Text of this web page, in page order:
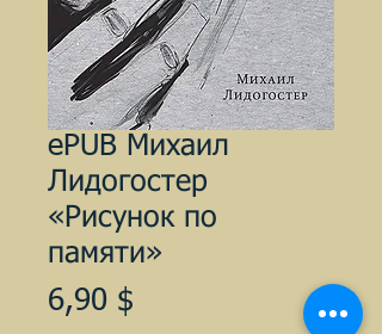
ePUB Михаил
Лидогостер
«Рисунок по
памяти»
6,90 $